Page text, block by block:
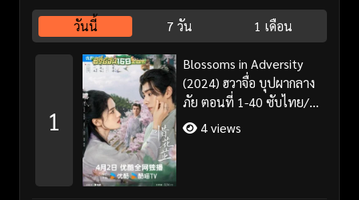
วันนี้ 7 วัน 1 เดือน
1
Blossoms in Adversity
(2024) ฮวาจื่อ บุปผากลาง
ภัย ตอนที่ 1-40 ซับไทย/
พากย์ไทย
4 views